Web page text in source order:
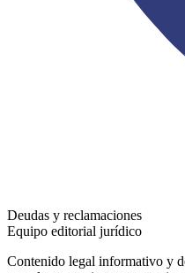
Deudas y reclamaciones
Equipo editorial jurídico
Contenido legal informativo y